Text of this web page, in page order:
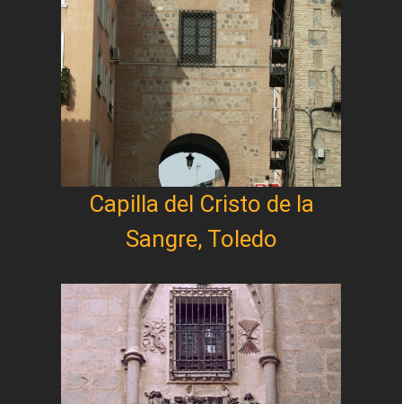
Capilla del Cristo de la
Sangre, Toledo